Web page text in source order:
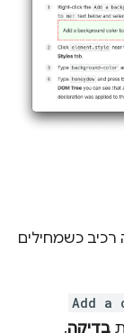
כשמחילים
Add a
בדיקה.